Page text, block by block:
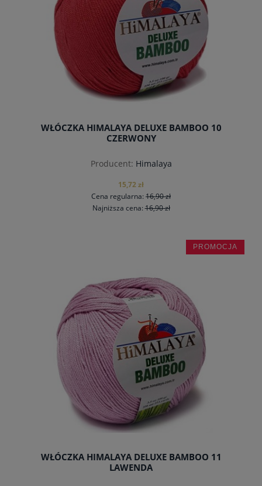
WŁÓCZKA HIMALAYA DELUXE BAMBOO 10
CZERWONY
Producent: Himalaya
15,72 zł
Cena regularna: 16,90 zł
Najniższa cena:16,90 zł
do koszyka
WŁÓCZKA HIMALAYA DELUXE BAMBOO 11
LAWENDA
PROMOCJA